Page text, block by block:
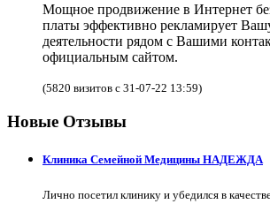
Мощное продвижение в Интернет
платы эффективно рекламирует
деятельности рядом с Вашими
официальным сайтом.
(5820 визитов с 31-07-22 13:59)
Новые Отзывы
Клиника Семейной Медицины НАДЕЖДА
Лично посетил клинику и убедился в